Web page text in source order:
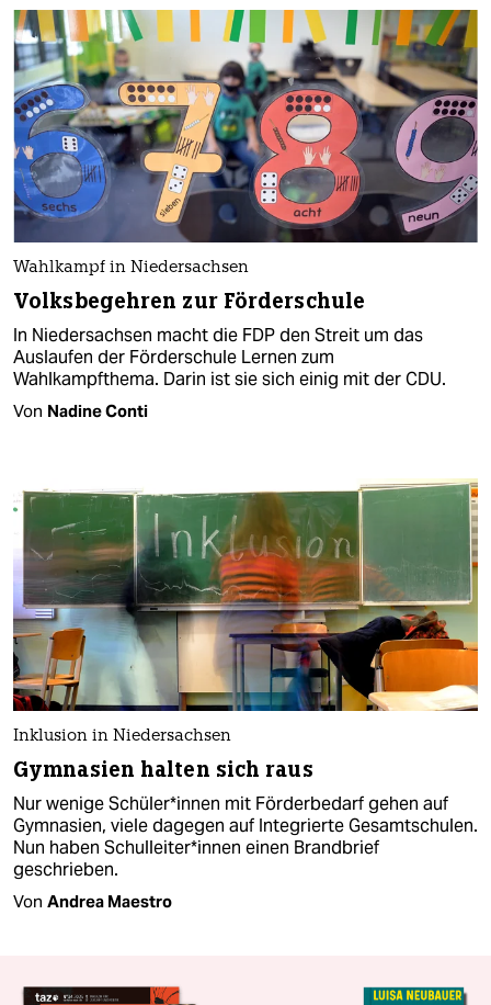
Wahlkampf in Niedersachsen
Volksbegehren zur Förderschule
In Niedersachsen macht die FDP den Streit um das
Auslaufen der Förderschule Lernen zum
Wahlkampfthema. Darin ist sie sich einig mit der CDU.
Von Nadine Conti
Inklusion in Niedersachsen
Gymnasien halten sich raus
Nur wenige Schüler*innen mit Förderbedarf gehen auf
Gymnasien, viele dagegen auf Integrierte Gesamtschulen.
Nun haben Schulleiter*innen einen Brandbrief
geschrieben.
Von Andrea Maestro